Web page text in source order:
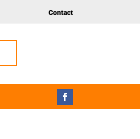
Contact